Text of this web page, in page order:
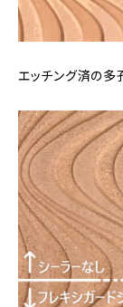
エッチング済の多